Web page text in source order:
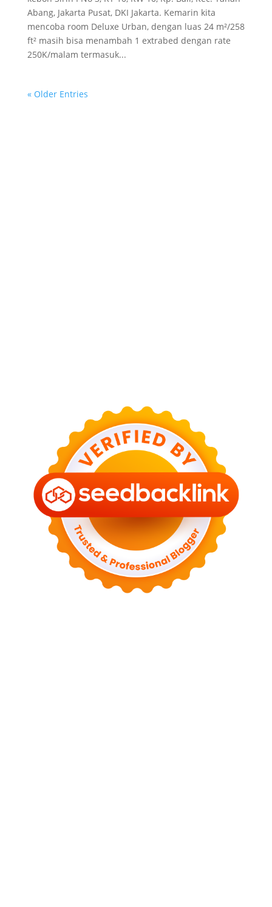
Abang, Jakarta Pusat, DKI Jakarta. Kemarin kita
mencoba room Deluxe Urban, dengan luas 24 m²/258
ft² masih bisa menambah 1 extrabed dengan rate
250K/malam termasuk...
« Older Entries